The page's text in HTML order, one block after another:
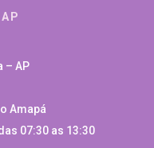
– AP
Amapá
07:30 as 13:30